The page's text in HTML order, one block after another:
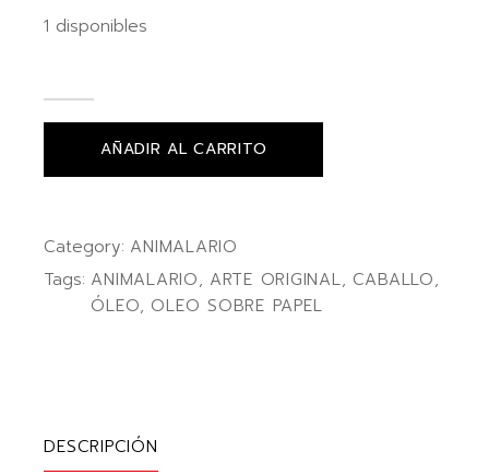
1 disponibles
AÑADIR AL CARRITO
Category: ANIMALARIO
Tags: ANIMALARIO, ARTE ORIGINAL, CABALLO,
ÓLEO, OLEO SOBRE PAPEL
DESCRIPCIÓN